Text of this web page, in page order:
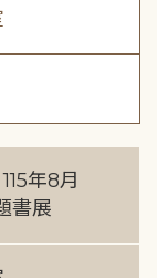
年8月
書展